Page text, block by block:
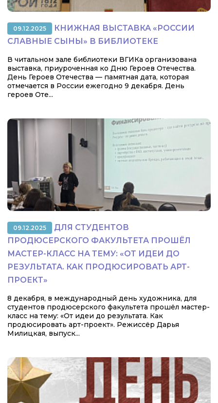
09.12.2025
КНИЖНАЯ ВЫСТАВКА «РОССИИ
СЛАВНЫЕ СЫНЫ» В БИБЛИОТЕКЕ
В читальном зале библиотеки ВГИКа организована
выставка, приуроченная ко Дню Героев Отечества.
День Героев Отечества — памятная дата, которая
отмечается в России ежегодно 9 декабря. День
героев Оте...
09.12.2025
ДЛЯ СТУДЕНТОВ
ПРОДЮСЕРСКОГО ФАКУЛЬТЕТА ПРОШЁЛ
МАСТЕР-КЛАСС НА ТЕМУ: «ОТ ИДЕИ ДО
РЕЗУЛЬТАТА. КАК ПРОДЮСИРОВАТЬ АРТ-
ПРОЕКТ»
8 декабря, в международный день художника, для
студентов продюсерского факультета прошёл мастер-
класс на тему: «От идеи до результата. Как
продюсировать арт-проект». Режиссёр Дарья
Милицкая, выпуск...